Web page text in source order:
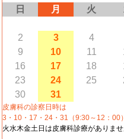
日 月 火
2
3 4
9
10 11
16
17 18
23
24 25
30
31
皮膚科の診察日時は
3・10・17・24・31（9:30～12：00
火水木金土日は皮膚科診療がありませ